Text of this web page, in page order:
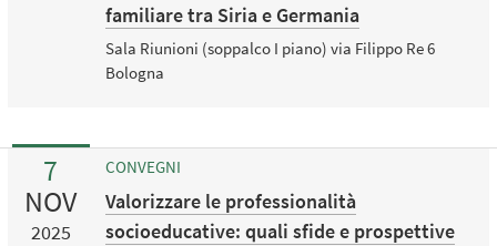
familiare tra Siria e Germania
Sala Riunioni (soppalco I piano) via Filippo Re 6
Bologna
7
NOV
2025
CONVEGNI
Valorizzare le professionalità
socioeducative: quali sfide e prospettive